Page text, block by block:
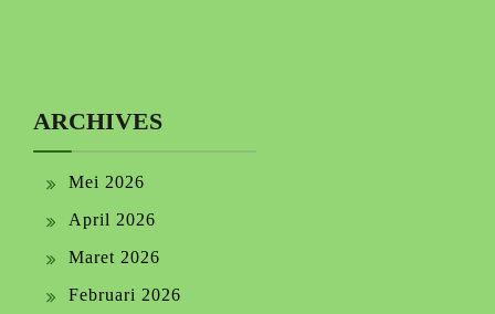
ARCHIVES
Mei 2026
April 2026
Maret 2026
Februari 2026